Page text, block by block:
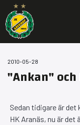
2010-05-28
"Ankan"
Sedan tidigare är det
HK Aranäs, nu är det